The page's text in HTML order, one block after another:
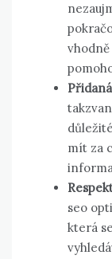
mít za
seo
která